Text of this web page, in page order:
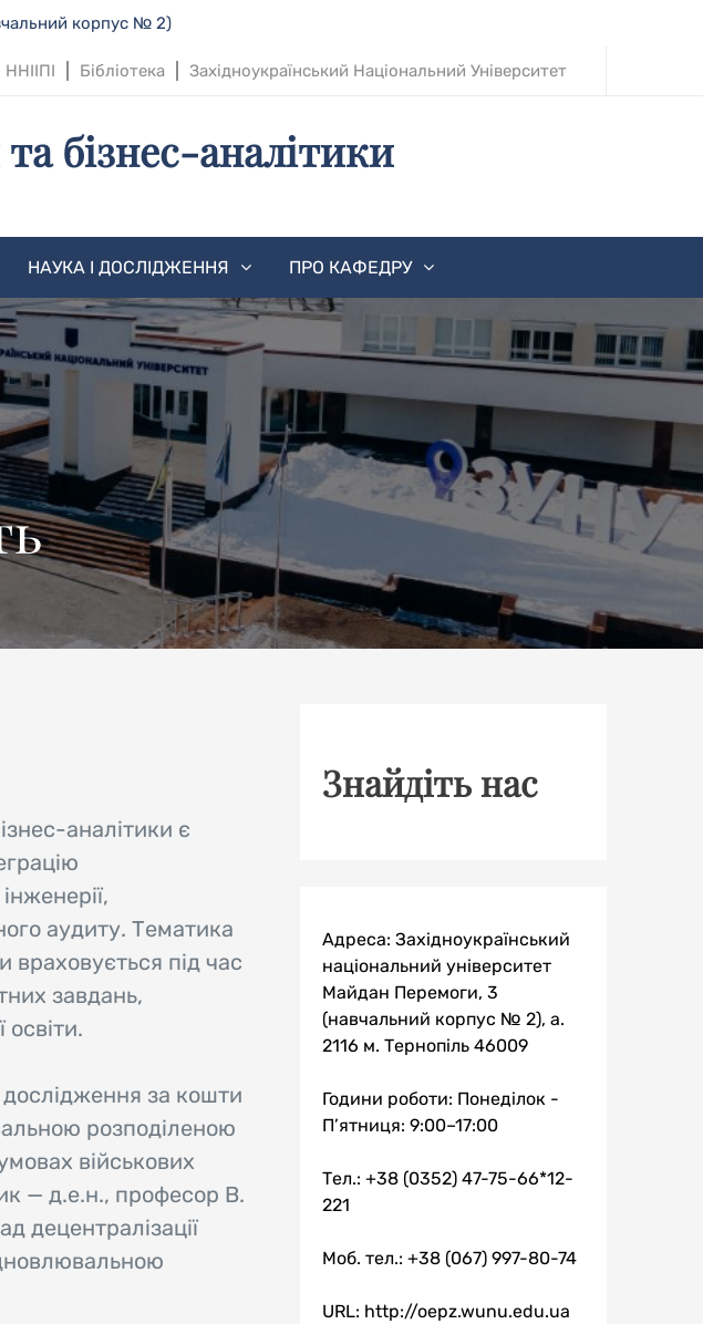
корпус № 2)
ННІІПІ Бібліотека Західноукраїнський Національний Університет
бізнес-аналітики
НАУКА І ДОСЛІДЖЕННЯ ПРО КАФЕДРУ
аналітики є
аудиту. Тематика
враховується під час
завдань,
освіти.
за кошти
розподіленою
військових
— д.е.н., професор В.
децентралізації
Знайдіть нас
Адреса: Західноукраїнський
національний університет
Майдан Перемоги, 3
(навчальний корпус № 2), а.
2116 м. Тернопіль 46009
Години роботи: Понеділок -
П’ятниця: 9:00–17:00
Тел.: +38 (0352) 47-75-66*12-
221
Моб. тел.: +38 (067) 997-80-74
URL: http://oepz.wunu.edu.ua